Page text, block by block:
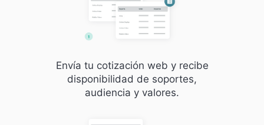
Envía tu cotización web y recibe
disponibilidad de soportes,
audiencia y valores.